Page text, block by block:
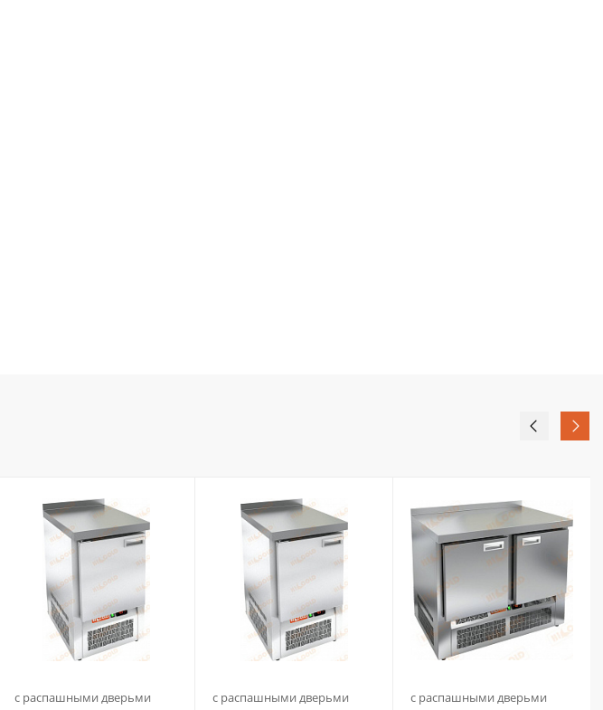
с распашными дверьми с распашными дверьми с распашными дверьми